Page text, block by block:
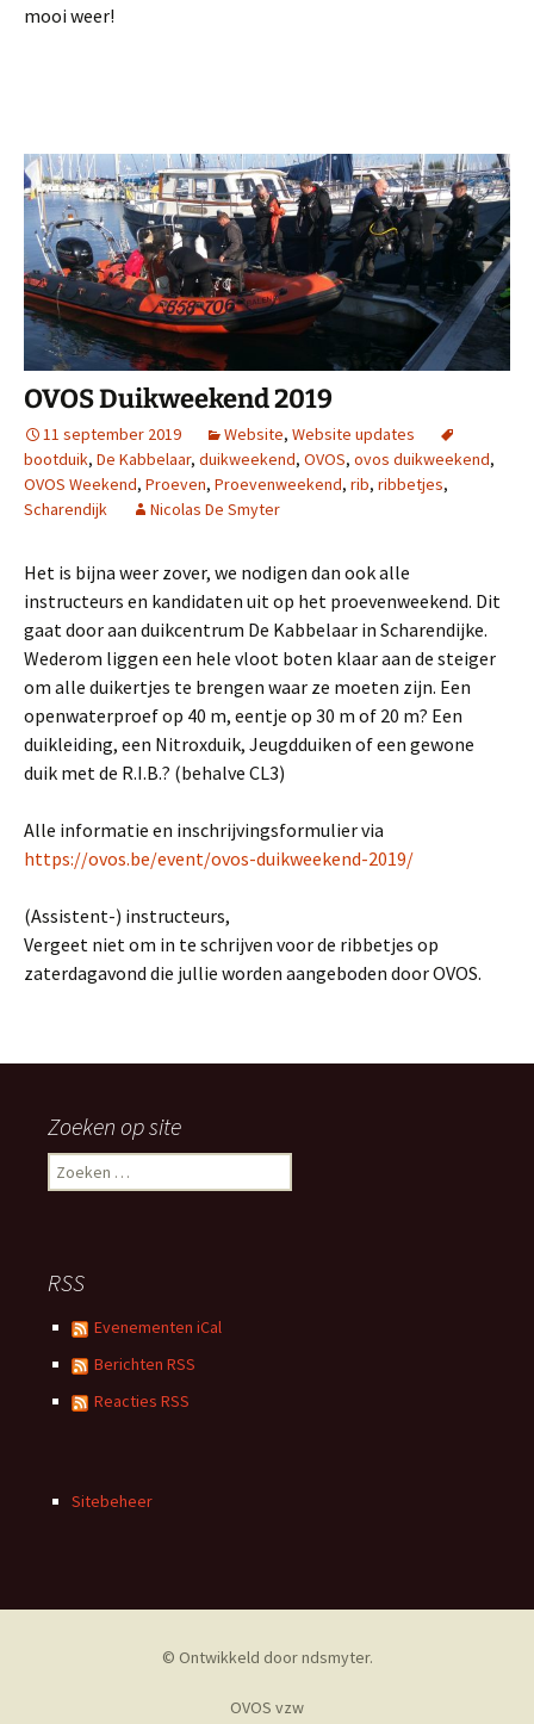
mooi weer!
OVOS Duikweekend 2019
11 september 2019 Website, Website updates
bootduik, De Kabbelaar, duikweekend, OVOS, ovos duikweekend,
OVOS Weekend, Proeven, Proevenweekend, rib, ribbetjes,
Scharendijk
Nicolas De Smyter
Het is bijna weer zover, we nodigen dan ook alle
instructeurs en kandidaten uit op het proevenweekend. Dit
gaat door aan duikcentrum De Kabbelaar in Scharendijke.
Wederom liggen een hele vloot boten klaar aan de steiger
om alle duikertjes te brengen waar ze moeten zijn. Een
openwaterproef op 40 m, eentje op 30 m of 20 m? Een
duikleiding, een Nitroxduik, Jeugdduiken of een gewone
duik met de R.I.B.? (behalve CL3)
Alle informatie en inschrijvingsformulier via
https://ovos.be/event/ovos-duikweekend-2019/
(Assistent-) instructeurs,
Vergeet niet om in te schrijven voor de ribbetjes op
zaterdagavond die jullie worden aangeboden door OVOS.
Zoeken op site
Zoeken
naar:
RSS
Evenementen iCal
Berichten RSS
Reacties RSS
Sitebeheer
© Ontwikkeld doorndsmyter.
OVOS vzw